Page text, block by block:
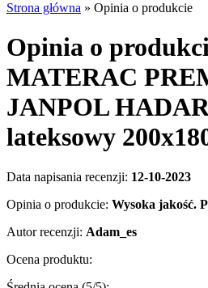
Strona główna » Opinia o produkcie
Opinia o
MATERAC
JANPOL
lateksowy
Data napisania recenzji: 12-10-2023
Opinia o produkcie: Wysoka jakość.
Autor recenzji: Adam_es
Ocena produktu: